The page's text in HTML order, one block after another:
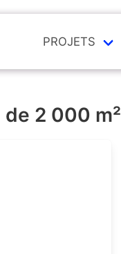
PROJETS
2 000 m²